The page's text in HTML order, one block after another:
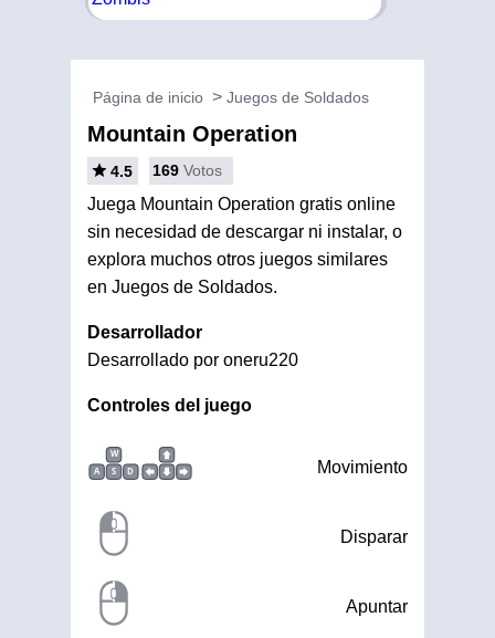
Página de inicio Juegos de Soldados
Mountain Operation
4.5 169 Votos
Juega Mountain Operation gratis online
sin necesidad de descargar ni instalar, o
explora muchos otros juegos similares
en Juegos de Soldados.
Desarrollador
Desarrollado por oneru220
Controles del juego
W
A
S D Movimiento
Disparar
Apuntar